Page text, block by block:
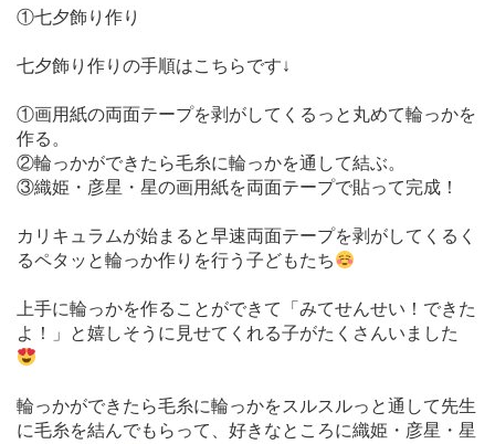
①七夕飾り作り
七夕飾り作りの手順はこちらです↓
①画用紙の両面テープを剥がしてくるっと丸めて輪っかを
作る。
②輪っかができたら毛糸に輪っかを通して結ぶ。
③織姫・彦星・星の画用紙を両面テープで貼って完成！
カリキュラムが始まると早速両面テープを剥がしてくるく
るペタッと輪っか作りを行う子どもたち
上手に輪っかを作ることができて「みてせんせい！できた
よ！」と嬉しそうに見せてくれる子がたくさんいました
輪っかができたら毛糸に輪っかをスルスルっと通して先生
に毛糸を結んでもらって、好きなところに織姫・彦星・星